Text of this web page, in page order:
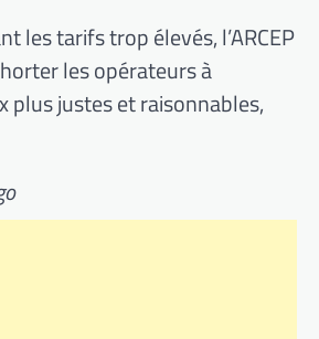
les tarifs trop élevés, l’ARCEP
les opérateurs à
plus justes et raisonnables,